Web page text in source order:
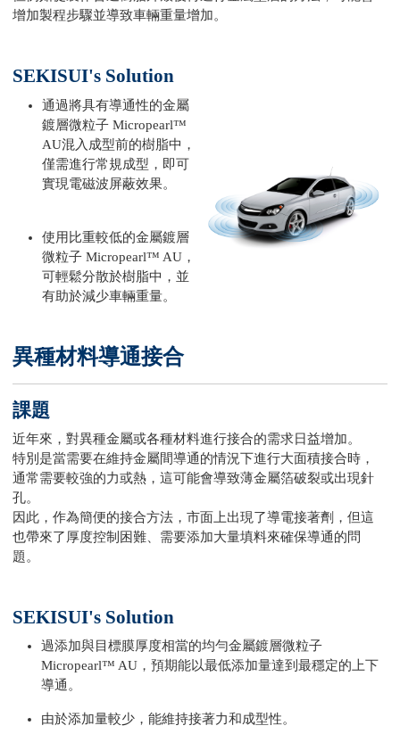
增加製程步驟並導致車輛重量增加。
SEKISUI's Solution
通過將具有導通性的金屬
鍍層微粒子 Micropearl™
AU混入成型前的樹脂中，
僅需進行常規成型，即可
實現電磁波屏蔽效果。
使用比重較低的金屬鍍層
微粒子 Micropearl™ AU，
可輕鬆分散於樹脂中，並
有助於減少車輛重量。
異種材料導通接合
課題
近年來，對異種金屬或各種材料進行接合的需求日益增加。
特別是當需要在維持金屬間導通的情況下進行大面積接合時，
通常需要較強的力或熱，這可能會導致薄金屬箔破裂或出現針
孔。
因此，作為簡便的接合方法，市面上出現了導電接著劑，但這
也帶來了厚度控制困難、需要添加大量填料來確保導通的問
題。
SEKISUI's Solution
過添加與目標膜厚度相當的均勻金屬鍍層微粒子
Micropearl™ AU，預期能以最低添加量達到最穩定的上下
導通。
由於添加量較少，能維持接著力和成型性。